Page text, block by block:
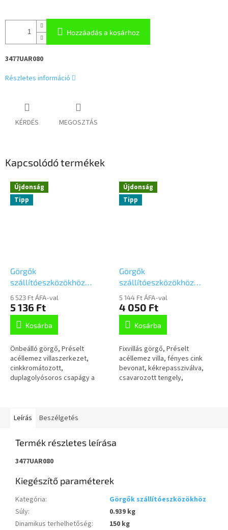
Hozzáadás a kosárhoz
3477UAR080
Részletes információ
KÉRDÉS MEGOSZTÁS
Kapcsolódó termékek
Újdonság
Tipp
Görgők
szállítóeszközökhöz
önbeálló,Talplemezzel,
3470UAR080P62 piros
6 523 Ft ÁFA-val
5 136 Ft
Kosárba
Önbeálló görgő, Préselt
acéllemez villaszerkezet,
cinkkromátozott,
duplagolyósoros csapágy a
Újdonság
Tipp
Görgők
szállítóeszközökhöz
80mm, fix,Talplemezzel,
3478UAR080P62 piros
5 144 Ft ÁFA-val
4 050 Ft
Kosárba
Fixvillás görgő, Préselt
acéllemez villa, fényes cink
bevonat, kékrepassziválva,
csavarozott tengely,
Leírás
Beszélgetés
Termék részletes leírása
3477UAR080
Kiegészítő paraméterek
Kategória:
Görgők szállítóeszközökhöz
Súly:
0.939 kg
Dinamikus terhelhetőség:
150 kg